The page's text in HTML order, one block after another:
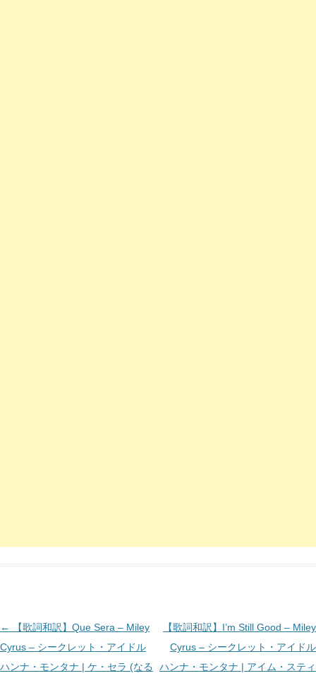
投
稿
ナ
←
【歌詞和訳】Que Sera – Miley
Cyrus – シークレット・アイドル
ハンナ・モンタナ | ケ・セラ (なる
【歌詞和訳】I’m Still Good – Miley
Cyrus – シークレット・アイドル
ハンナ・モンタナ | アイム・スティ